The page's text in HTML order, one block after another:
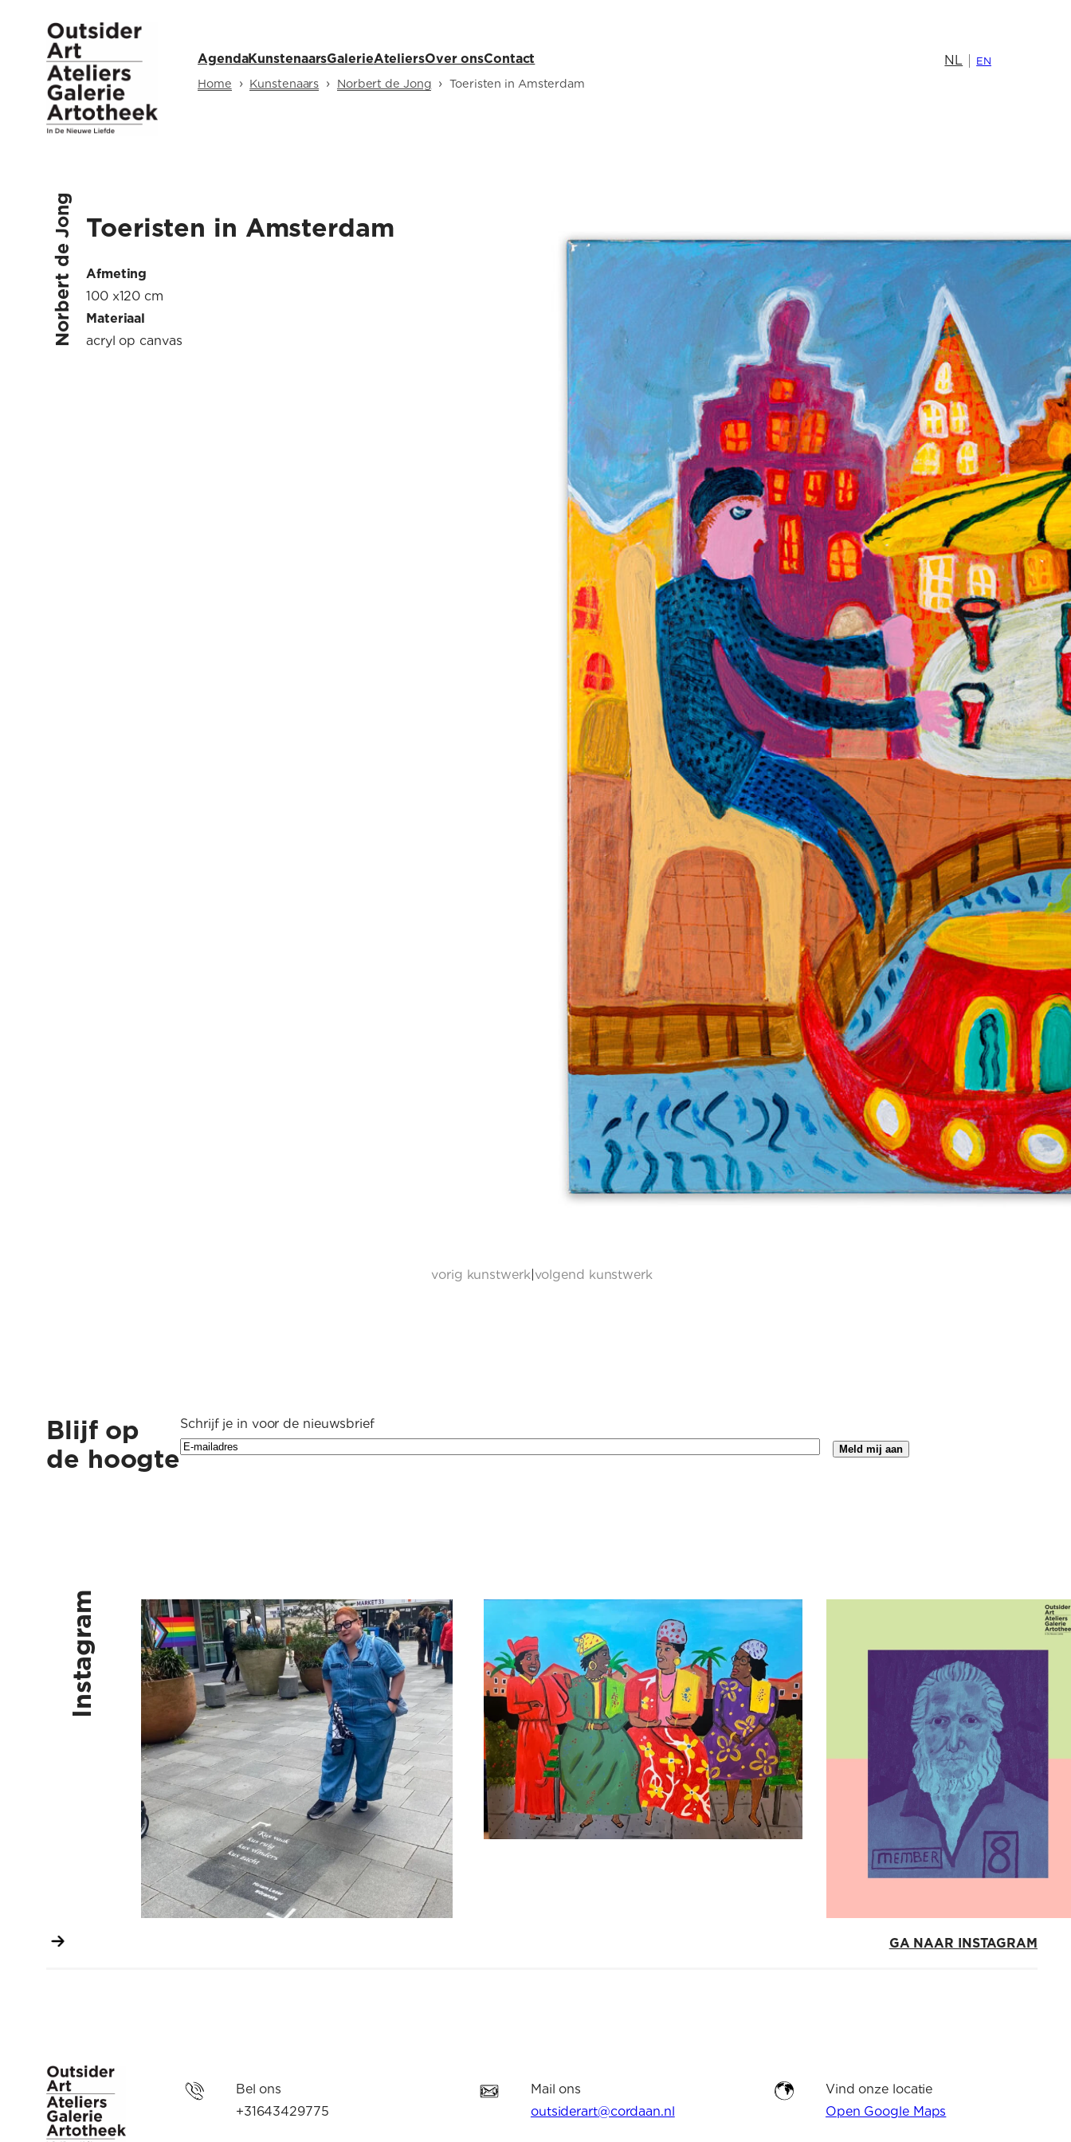
inhoud
AgendaKunstenaarsGalerieAteliersOver onsContact
Home › Kunstenaars › Norbert de Jong › Toeristen in Amsterdam
NL EN
Norbert de Jong Toeristen in Amsterdam
Afmeting
100 x120 cm
Materiaal
acryl op canvas
vorig kunstwerk| volgend kunstwerk
Blijf op
de hoogte
Schrijf je in voor de nieuwsbrief
Instagram Kus vaak, kus ruig, kus vlinders, kus zacht… ‘Surinaamse Vrouwen Gezellig Aan Het Praten’ – L Kunstenaar in beeld: Cor Pieters Al zijn
GA NAAR INSTAGRAM
Bel ons
+31643429775
Mail ons
outsiderart@cordaan.nl
Vind onze locatie
Open Google Maps